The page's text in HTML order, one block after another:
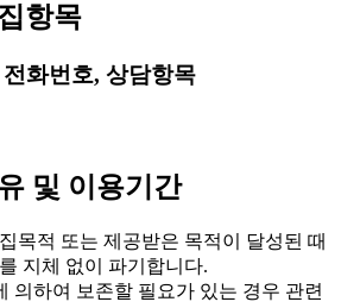
항목
화번호, 상담항목
및 이용기간
목적 또는 제공받은 목적이 달성된 때
지체 없이 파기합니다.
의하여 보존할 필요가 있는 경우 관련